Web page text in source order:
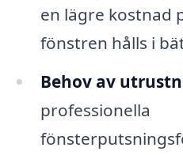
en lägre kostnad
fönstren hålls i
Behov av
professionella